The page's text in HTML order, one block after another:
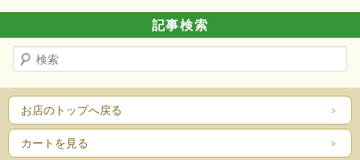
記事検索
索
お店のトップへ戻る
カートを見る